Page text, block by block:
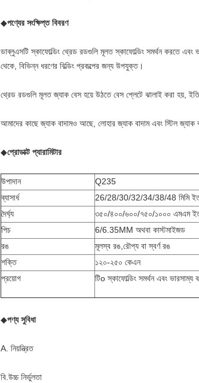
◆পণ্যের সংক্ষিপ্ত বিবরণ
ডাব্লুএসটি স্কাফোল্ডিং থ্রেড রডগুলি মূলত স্কাফোল্ডিং সমর্থন করতে
থেকে, বিভিন্ন ধরণের বিল্ডিং প্রকল্পের জন্য উপযুক্ত।
থ্রেড রডগুলি মূলত জ্যাক বেস হয়ে উঠতে বেস প্লেটে ঝালাই করা হয়,
আমাদের কাছে জ্যাক বাদামও আছে, লোহার জ্যাক বাদাম এবং স্টিল জ্যাক
◆প্রোডাক্ট প্যারামিটার
উপাদান
Q235
ব্যাসার্ধ
26/28/30/32/34/38/48 মিমি
দৈর্ঘ্য
৩৫০/৪০০/৬০০/৭৫০/১০০০ এমএম
পিচ
6/6.35MM অথবা কাস্টমাইজড
রঙ
মূলস্ব রঙ,রৌপ্য বা স্বর্ণ রঙ
শক্তি
১২০-২৫০ কেএন
প্রয়োগ
টিo স্কাফোল্ডিং সমর্থন এবং ভারসাম্য
◆পণ্য সুবিধা
A. নিয়ন্ত্রিত
বি.উচ্চ নির্ভুলতা